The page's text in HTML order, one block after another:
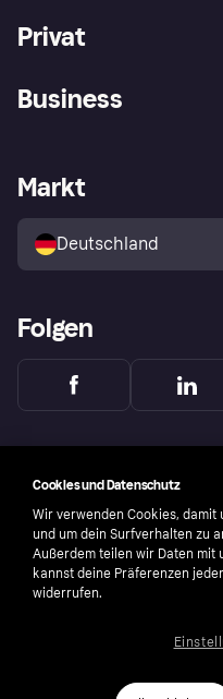
Privat
Klarna App
Shops entdecken
Käuferschutzrichtlinie
Business
Händlerportal
Markt
Deutschland
Folgen
number: 556737-0431
Cookies und Datenschutz
Wir verwenden Cookies,
und um dein Surfverhalten zu
Außerdem teilen wir Daten mit
kannst deine Präferenzen
widerrufen.